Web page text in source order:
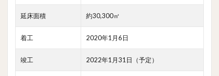
延床面積 約30,300㎡
着工 2020年1月6日
竣工 2022年1月31日（予定）